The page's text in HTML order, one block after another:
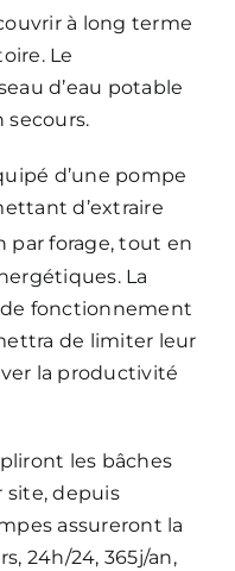
à long terme
Le
d’eau potable
secours.
d’une pompe
d’extraire
par forage, tout en
La
fonctionnement
de limiter leur
la productivité
les bâches
site, depuis
assureront la
24h/24, 365j/an,